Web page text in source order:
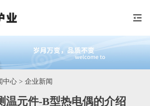
中心 > 企业新闻
温元件-B型热电偶的介绍